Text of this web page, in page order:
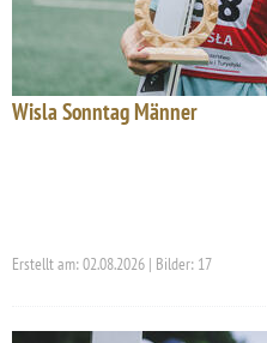
Wisla Sonntag Männer
Erstellt am: 02.08.2026 | Bilder: 17